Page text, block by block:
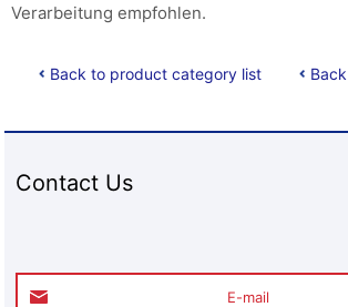
Verarbeitung empfohlen.
Back to product category list
Contact Us
E-mail